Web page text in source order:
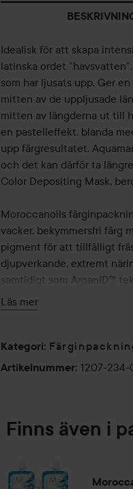
Idealisk för att skapa
latinska ordet
som har ljusats upp. Ger
mitten av de uppljusade
mitten av längderna ut till
en pastelleffekt, blanda
upp färgresultatet.
och det kan därför ta
Color Depositing Mask,
Moroccanoils
vacker, bekymmersfri färg
pigment för att tillfälligt
djupverkande, extremt
samtidigt som ArganID™
Ökar hårets mjukhet
Återställer hårets
Ger en strålande
Specialanpassat för
Positivt laddade
Läs mer
Kategori:
Artikelnummer: 1207-234-
Finns även i